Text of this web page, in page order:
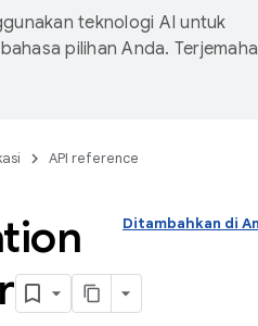
teknologi AI untuk
pilihan Anda.
API reference
Ditambahkan di